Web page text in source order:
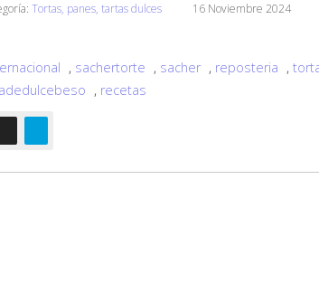
Tortas, panes, tartas dulces 16 Noviembre 2024
, sachertorte , sacher , reposteria ,
, recetas